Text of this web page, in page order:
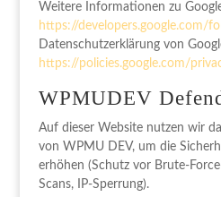
Weitere Informationen zu
https://developers.google.com/
Datenschutzerklärung von
https://policies.google.com/
WPMUDEV
Auf dieser Website nutzen wir
von WPMU DEV, um die
erhöhen (Schutz vor Brute-
Scans, IP-Sperrung).